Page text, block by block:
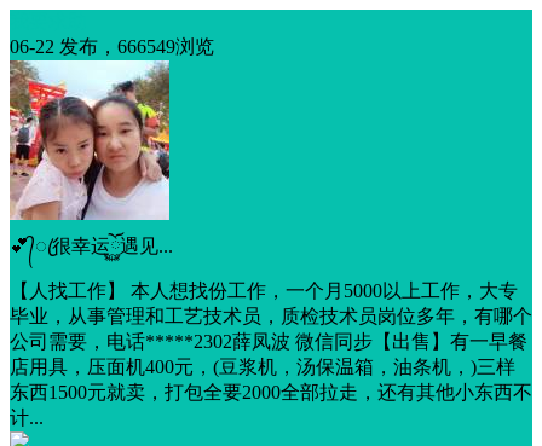
06-22 发布，666549浏览
💕᭄ꦿ很幸运ོ࿆遇见...
【人找工作】 本人想找份工作，一个月5000以上工作，大专
毕业，从事管理和工艺技术员，质检技术员岗位多年，有哪个
公司需要，电话*****2302薛凤波 微信同步【出售】有一早餐
店用具，压面机400元，(豆浆机，汤保温箱，油条机，)三样
东西1500元就卖，打包全要2000全部拉走，还有其他小东西不
计...